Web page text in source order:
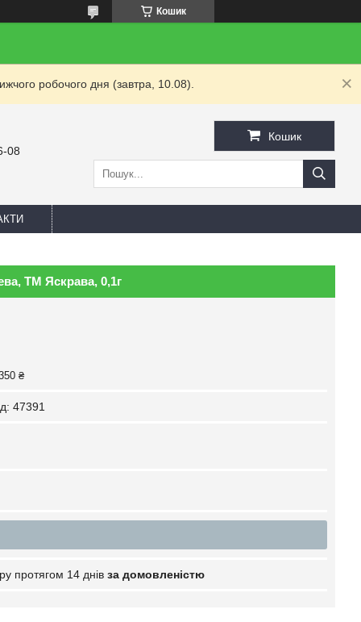
Кошик
робочого дня (завтра, 10.08).
08
Кошик
ТМ Яскрава, 0,1г
₴
47391
протягом 14 днів за домовленістю